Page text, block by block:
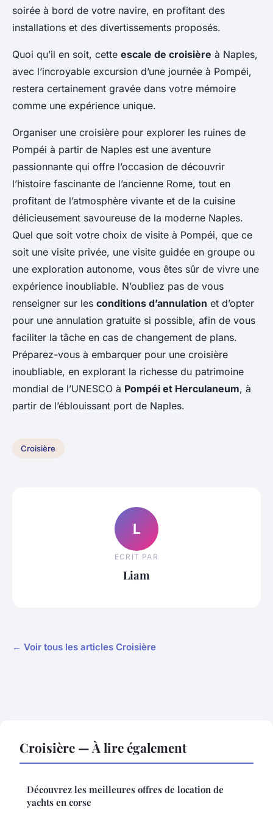
soirée à bord de votre navire, en profitant des
installations et des divertissements proposés.
Quoi qu’il en soit, cette escale de croisière à Naples,
avec l’incroyable excursion d’une journée à Pompéi,
restera certainement gravée dans votre mémoire
comme une expérience unique.
Organiser une croisière pour explorer les ruines de
Pompéi à partir de Naples est une aventure
passionnante qui offre l’occasion de découvrir
l’histoire fascinante de l’ancienne Rome, tout en
profitant de l’atmosphère vivante et de la cuisine
délicieusement savoureuse de la moderne Naples.
Quel que soit votre choix de visite à Pompéi, que ce
soit une visite privée, une visite guidée en groupe ou
une exploration autonome, vous êtes sûr de vivre une
expérience inoubliable. N’oubliez pas de vous
renseigner sur les conditions d’annulation et d’opter
pour une annulation gratuite si possible, afin de vous
faciliter la tâche en cas de changement de plans.
Préparez-vous à embarquer pour une croisière
inoubliable, en explorant la richesse du patrimoine
mondial de l’UNESCO à Pompéi et Herculaneum, à
partir de l’éblouissant port de Naples.
Croisière
L
ECRIT PAR
Liam
← Voir tous les articles Croisière
Croisière — À lire également
Découvrez les meilleures offres de location de
yachts en corse